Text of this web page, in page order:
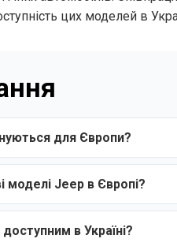
цих моделей в
для Європи?
моделі Jeep в Європі?
в Україні?